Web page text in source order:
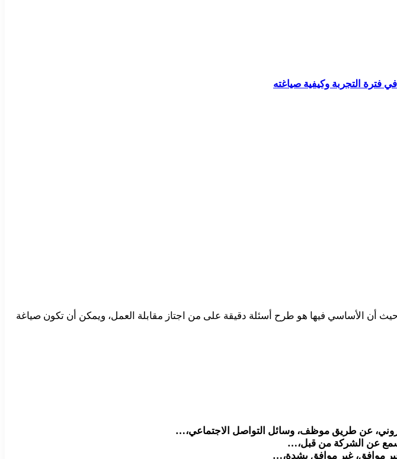
في فترة التجربة وكيفية صياغته
أن الأساسي فيها هو طرح أسئلة دقيقة على من اجتاز مقابلة العمل، ويمكن أن تكون صياغة
عن طريق موظف، وسائل التواصل الاجتماعي،…
عن الشركة من قبل،…
غير موافق، غير موافق بشدة،…